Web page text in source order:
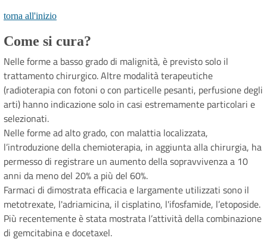
torna all'inizio
Come si cura?
Nelle forme a basso grado di malignità, è previsto solo il
trattamento chirurgico. Altre modalità terapeutiche
(radioterapia con fotoni o con particelle pesanti, perfusione degli
arti) hanno indicazione solo in casi estremamente particolari e
selezionati.
Nelle forme ad alto grado, con malattia localizzata,
l’introduzione della chemioterapia, in aggiunta alla chirurgia, ha
permesso di registrare un aumento della sopravvivenza a 10
anni da meno del 20% a più del 60%.
Farmaci di dimostrata efficacia e largamente utilizzati sono il
metotrexate, l'adriamicina, il cisplatino, l'ifosfamide, l’etoposide.
Più recentemente è stata mostrata l’attività della combinazione
di gemcitabina e docetaxel.